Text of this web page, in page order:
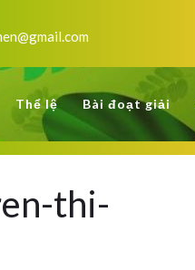
Thể lệ Bài đoạt giải
thi-